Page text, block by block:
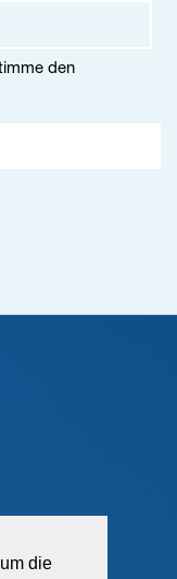
die
den